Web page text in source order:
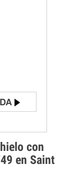
con
en Saint